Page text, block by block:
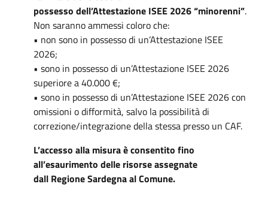
possesso dell’Attestazione ISEE 2026 “minorenni”.
Non saranno ammessi coloro che:
• non sono in possesso di un’Attestazione ISEE
2026;
• sono in possesso di un’Attestazione ISEE 2026
superiore a 40.000 €;
• sono in possesso di un’Attestazione ISEE 2026 con
omissioni o difformità, salvo la possibilità di
correzione/integrazione della stessa presso un CAF.
L’accesso alla misura è consentito fino
all’esaurimento delle risorse assegnate
dall Regione Sardegna al Comune.